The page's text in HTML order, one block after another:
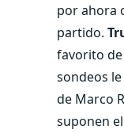
por ahora
partido.
favorito de
sondeos
de Marco
suponen